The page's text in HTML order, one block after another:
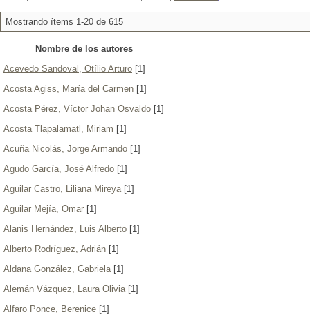
Mostrando ítems 1-20 de 615
Nombre de los autores
Acevedo Sandoval, Otílio Arturo [1]
Acosta Agiss, María del Carmen [1]
Acosta Pérez, Víctor Johan Osvaldo [1]
Acosta Tlapalamatl, Miriam [1]
Acuña Nicolás, Jorge Armando [1]
Agudo García, José Alfredo [1]
Aguilar Castro, Liliana Mireya[1]
Aguilar Mejía, Omar [1]
Alanis Hernández, Luis Alberto [1]
Alberto Rodríguez, Adrián [1]
Aldana González, Gabriela[1]
Alemán Vázquez, Laura Olivia[1]
Alfaro Ponce, Berenice [1]